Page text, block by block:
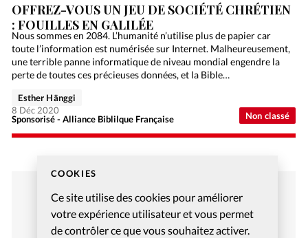
COOKIES
Ce site utilise des cookies pour améliorer
votre expérience utilisateur et vous permet
de contrôler ce que vous souhaitez activer.
Non classé
OFFREZ-VOUS UN JEU DE SOCIÉTÉ CHRÉTIEN
: FOUILLES EN GALILÉE
Nous sommes en 2084. L’humanité n’utilise plus de papier car
toute l’information est numérisée sur Internet. Malheureusement,
une terrible panne informatique de niveau mondial engendre la
perte de toutes ces précieuses données, et la Bible…
Sponsorisé - Alliance Biblilque Française
Esther Hänggi
8 Déc 2020